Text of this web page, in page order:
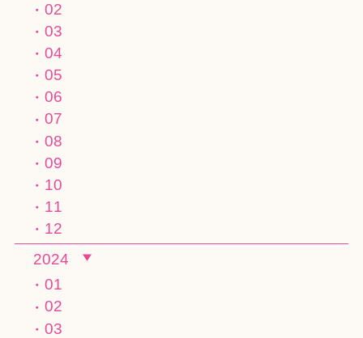
02
03
04
05
06
07
08
09
10
11
12
2024
01
02
03